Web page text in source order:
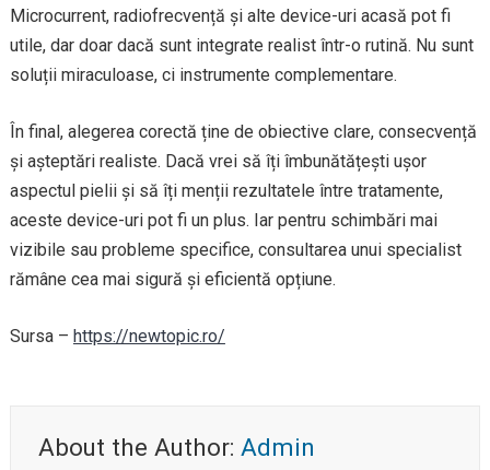
Microcurrent, radiofrecvență și alte device-uri acasă pot fi
utile, dar doar dacă sunt integrate realist într-o rutină. Nu sunt
soluții miraculoase, ci instrumente complementare.
În final, alegerea corectă ține de obiective clare, consecvență
și așteptări realiste. Dacă vrei să îți îmbunătățești ușor
aspectul pielii și să îți menții rezultatele între tratamente,
aceste device-uri pot fi un plus. Iar pentru schimbări mai
vizibile sau probleme specifice, consultarea unui specialist
rămâne cea mai sigură și eficientă opțiune.
Sursa – https://newtopic.ro/
About the Author: Admin